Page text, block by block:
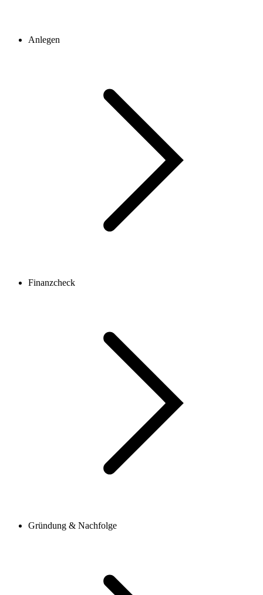
Anlegen
Finanzcheck
Gründung & Nachfolge